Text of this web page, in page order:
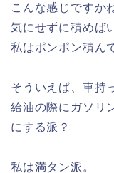
こんな感じですか
気にせずに積めば
私はポンポン積ん
そういえば、車持
給油の際にガソリ
にする派？
私は満タン派。